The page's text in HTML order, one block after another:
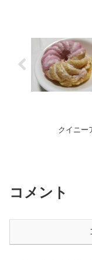
クイニー
コメント